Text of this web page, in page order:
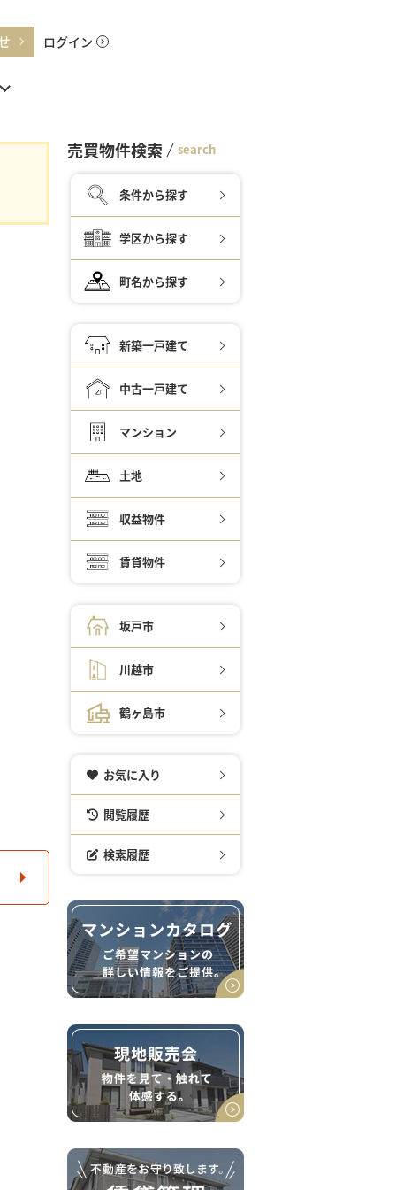
ログイン
売買物件検索 search
条件から探す
学区から探す
町名から探す
新築一戸建て
中古一戸建て
マンション
土地
収益物件
賃貸物件
坂戸市
川越市
鶴ヶ島市
お気に入り
閲覧履歴
検索履歴